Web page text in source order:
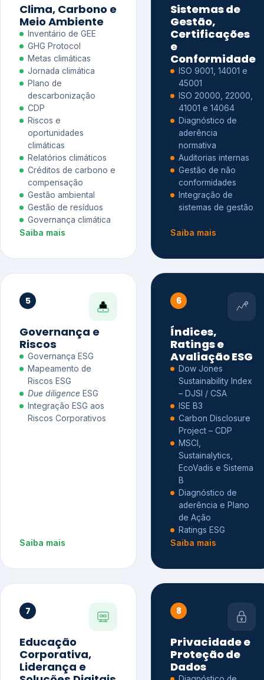
Clima, Carbono e
Meio Ambiente
Inventário de GEE
GHG Protocol
Metas climáticas
Jornada climática
Plano de
descarbonização
CDP
Riscos e
oportunidades
climáticas
Relatórios climáticos
Créditos de carbono e
compensação
Gestão ambiental
Gestão de resíduos
Governança climática
Saiba mais
Sistemas de
Gestão,
Certificações
e
Conformidade
ISO 9001, 14001 e
45001
ISO 20000, 22000,
41001 e 14064
Diagnóstico de
aderência
normativa
Auditorias internas
Gestão de não
conformidades
Integração de
sistemas de gestão
Saiba mais
5
Governança e
Riscos
Governança ESG
Mapeamento de
Riscos ESG
Due diligence ESG
Integração ESG aos
Riscos Corporativos
Saiba mais
6
Índices,
Ratings e
Avaliação ESG
Dow Jones
Sustainability Index
– DJSI / CSA
ISE B3
Carbon Disclosure
Project – CDP
MSCI,
Sustainalytics,
EcoVadis e Sistema
B
Diagnóstico de
aderência e Plano
de Ação
Ratings ESG
Saiba mais
7
Educação
Corporativa,
Liderança e
8
Privacidade e
Proteção de
Dados